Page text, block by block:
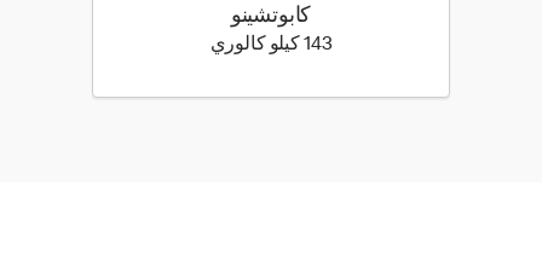
كابوتشينو
143 كيلو كالوري